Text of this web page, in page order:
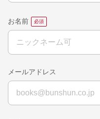
お名前
メールアドレス